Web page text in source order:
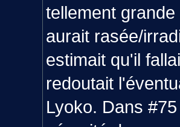
tellement
aurait rasée/
estimait qu'il
redoutait
Lyoko. Dans